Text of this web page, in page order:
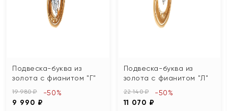
Подвеска-буква из
золота с фианитом "Г"
19 980 ₽
9 990 ₽
-50%
Подвеска-буква из
золота с фианитом "Л"
22 140 ₽
11 070 ₽
-50%